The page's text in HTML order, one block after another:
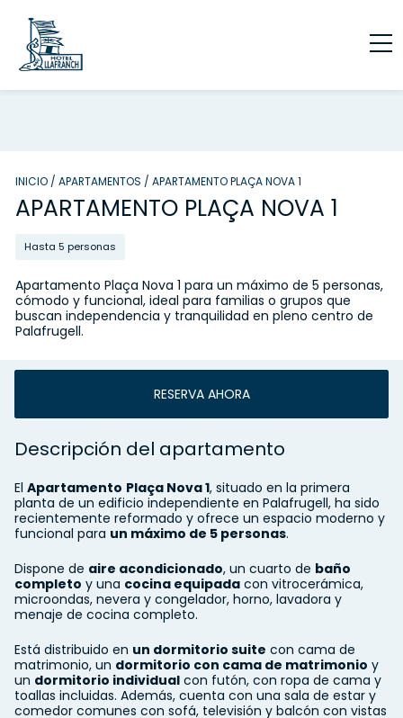
INICIO / APARTAMENTOS / APARTAMENTO PLAÇA NOVA 1
APARTAMENTO PLAÇA NOVA 1
Hasta 5 personas
Apartamento Plaça Nova 1 para un máximo de 5 personas,
cómodo y funcional, ideal para familias o grupos que
buscan independencia y tranquilidad en pleno centro de
Palafrugell.
RESERVA AHORA
Descripción del apartamento
El Apartamento Plaça Nova 1, situado en la primera
planta de un edificio independiente en Palafrugell, ha sido
recientemente reformado y ofrece un espacio moderno y
funcional para un máximo de 5 personas.
Dispone de aire acondicionado, un cuarto de baño
completo y una cocina equipada con vitrocerámica,
microondas, nevera y congelador, horno, lavadora y
menaje de cocina completo.
Está distribuido en un dormitorio suite con cama de
matrimonio, un dormitorio con cama de matrimonio y
un dormitorio individual con futón, con ropa de cama y
toallas incluidas. Además, cuenta con una sala de estar y
comedor comunes con sofá, televisión y balcón con vistas